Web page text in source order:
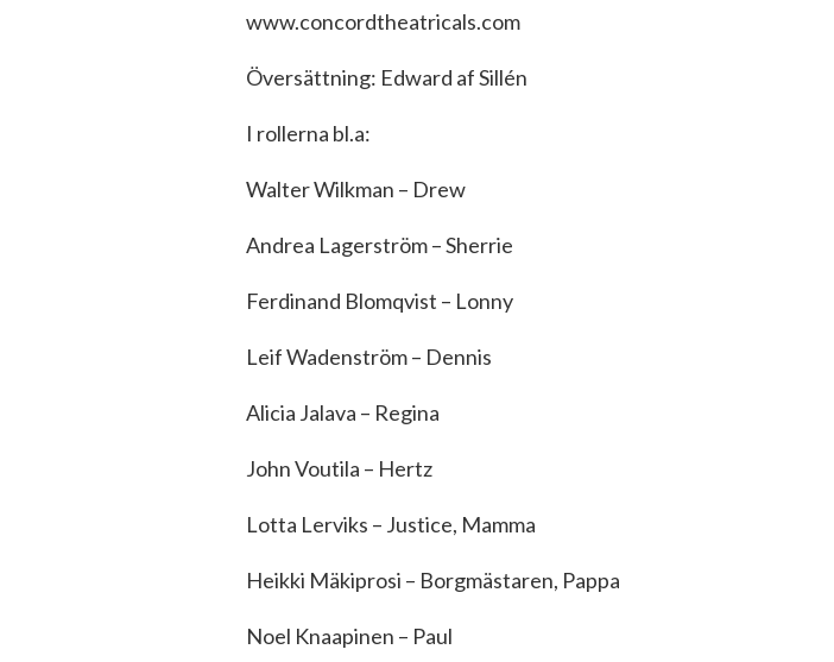
www.concordtheatricals.com
Översättning: Edward af Sillén
I rollerna bl.a:
Walter Wilkman – Drew
Andrea Lagerström – Sherrie
Ferdinand Blomqvist – Lonny
Leif Wadenström – Dennis
Alicia Jalava – Regina
John Voutila – Hertz
Lotta Lerviks – Justice, Mamma
Heikki Mäkiprosi – Borgmästaren, Pappa
Noel Knaapinen – Paul